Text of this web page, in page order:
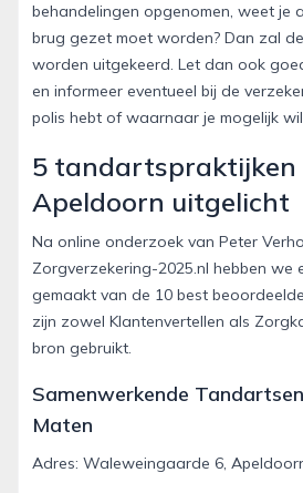
behandelingen opgenomen, weet je
brug gezet moet worden? Dan zal
worden uitgekeerd. Let dan ook
en informeer eventueel bij de
polis hebt of waarnaar je mogelijk
5 tandartspraktijken
Apeldoorn uitgelicht
Na online onderzoek van Peter
Zorgverzekering-2025.nl hebben we
gemaakt van de 10 best
zijn zowel Klantenvertellen als
bron gebruikt.
Samenwerkende
Maten
Adres: Waleweingaarde 6,